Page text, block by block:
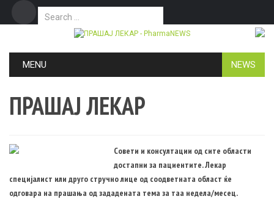
Search for:
MENU NEWS
ПРАШАЈ ЛЕКАР
Совети и консултации од сите области
достапни за пациентите. Лекар
специјалист или друго стручно лице од соодветната област ќе
одговара на прашања од зададената тема за таа недела/месец.